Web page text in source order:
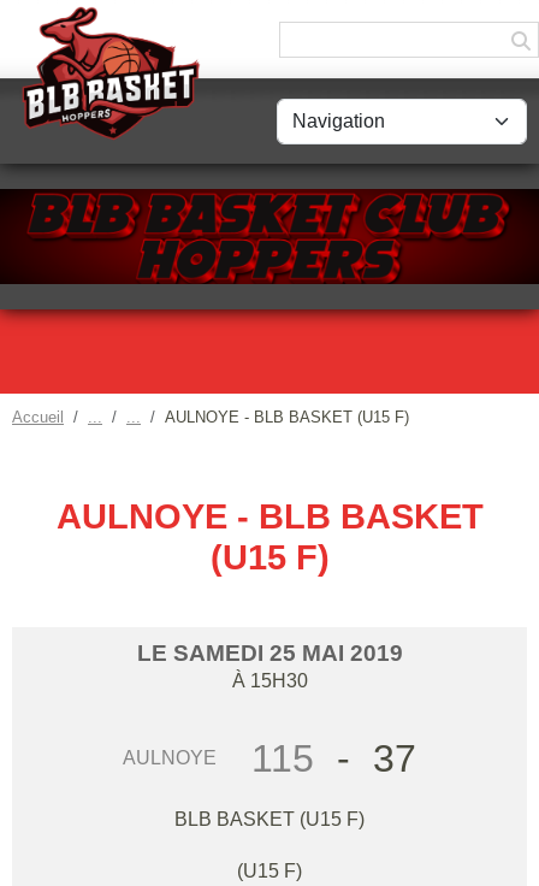
Accueil AULNOYE - BLB BASKET (U15 F)
AULNOYE - BLB BASKET
(U15 F)
LE SAMEDI 25 MAI 2019
À 15H30
AULNOYE 115 - 37
BLB BASKET (U15 F)
(U15 F)
Panneau de gestion des cookies